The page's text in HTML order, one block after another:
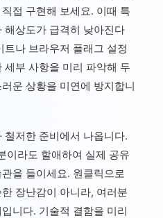
접 구현해 보세요. 이때 특
해상도가 급격히 낮아진다
나 브라우저 플래그 설정
부 사항을 미리 파악해 두
운 상황을 미연에 방지합니
저한 준비에서 나옵니다.
이라도 할애하여 실제 공유
을 들이세요. 원클릭으로
장난감이 아니라, 여러분
니다. 기술적 결함을 미리